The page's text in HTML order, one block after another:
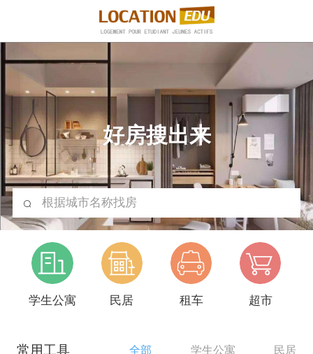
好房搜出来
根据城市名称找房
学生公寓 民居 租车 超市
常用工具 全部 学生公寓 民居